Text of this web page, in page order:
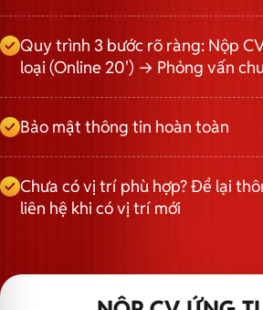
Quy trình 3 bước rõ ràng: Nộp
loại (Online 20') → Phỏng vấn
Bảo mật thông tin hoàn toàn
Chưa có vị trí phù hợp? Để lại
liên hệ khi có vị trí mới